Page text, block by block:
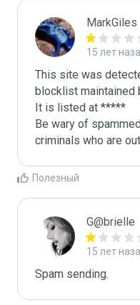
MarkGiles
15 лет
This site was
blocklist maintained
It is listed at *****
Be wary of
criminals who are
Полезный
G@brielle
15 лет
Spam sending.